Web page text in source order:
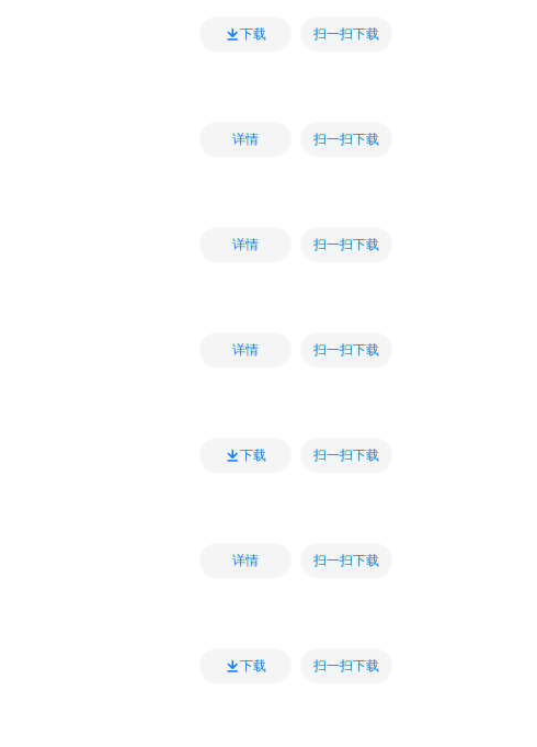
下载 扫一扫下载
详情 扫一扫下载
详情 扫一扫下载
详情 扫一扫下载
下载 扫一扫下载
详情 扫一扫下载
下载 扫一扫下载